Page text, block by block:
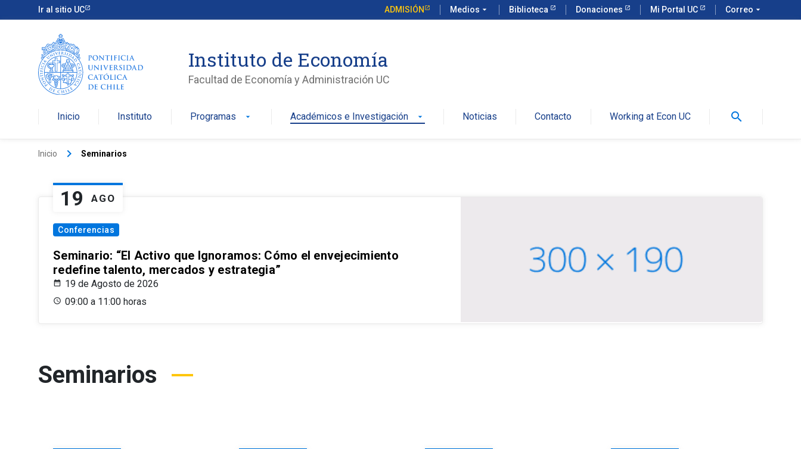
Ir al sitio UC ADMISIÓN Medios arrow_drop_down Biblioteca Donaciones Mi Portal UC Correo arrow_drop_down
Instituto de Economía
Facultad de Economía y Administración UC
Inicio Instituto Programas arrow_drop_down Académicos e Investigación arrow_drop_down Noticias Contacto Working at Econ UC search
Inicio keyboard_arrow_right Seminarios
19 AGO
Conferencias
Seminario: “El Activo que Ignoramos: Cómo el envejecimiento
redefine talento, mercados y estrategia”
19 de Agosto de 2026
09:00 a 11:00 horas
Seminarios